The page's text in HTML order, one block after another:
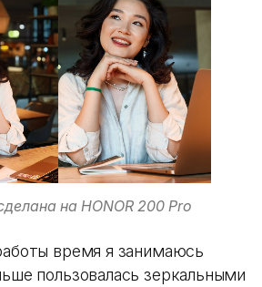
на HONOR 200 Pro
время я занимаюсь
пользовалась зеркальными